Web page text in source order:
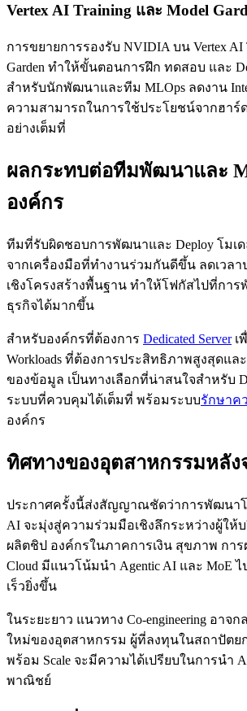
Vertex AI Training และ Model
การขยายการรองรับ NVIDIA บน Vertex AI
Garden ทำให้ขั้นตอนการฝึก ทดสอบ และ
สำหรับนักพัฒนาและทีม MLOps ลดงาน
ความสามารถในการใช้ประโยชน์จากฮาร์
อย่างเต็มที่
ผลกระทบต่อทีมพัฒนาและ
องค์กร
ทีมที่รับผิดชอบการพัฒนาและ Deploy โมเ
จากเครื่องมือที่ทำงานร่วมกันดีขึ้น ลดเวล
เชิงโครงสร้างพื้นฐาน ทำให้โฟกัสไปที่การ
ธุรกิจได้มากขึ้น
สำหรับองค์กรที่ต้องการ Dedicated Serverเ
Workloads ที่ต้องการประสิทธิภาพสูงสุดแล
ของข้อมูล เป็นทางเลือกที่น่าสนใจสำหรับ
ระบบที่ควบคุมได้เต็มที่ พร้อมระบบรักษาค
องค์กร
ทิศทางของอุตสาหกรรมหลัง
ประกาศครั้งนี้ส่งสัญญาณชัดว่าการพัฒนา
AI จะมุ่งสู่ความร่วมมือเชิงลึกระหว่างผู้ให้บ
ผลิตชิป องค์กรในภาคการเงิน สุขภาพ การ
Cloud มีแนวโน้มนำ Agentic AI และ MoE
เร็วยิ่งขึ้น
ในระยะยาว แนวทาง Co-engineering อาจ
ใหม่ของอุตสาหกรรม ผู้ที่ลงทุนในสถาปัตย
พร้อม Scale จะมีความได้เปรียบในการนำ
พาณิชย์